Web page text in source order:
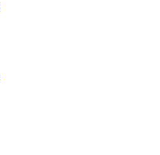
åk 1, Villkorligt valfri